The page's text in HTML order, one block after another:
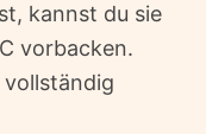
kannst du sie
vorbacken.
vollständig